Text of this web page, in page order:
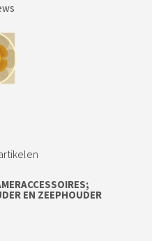
EN ZEEPHOUDER